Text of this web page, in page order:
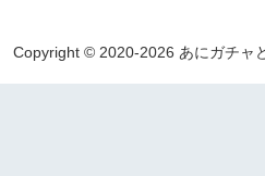
Copyright © 2020-2026 あにガチャ